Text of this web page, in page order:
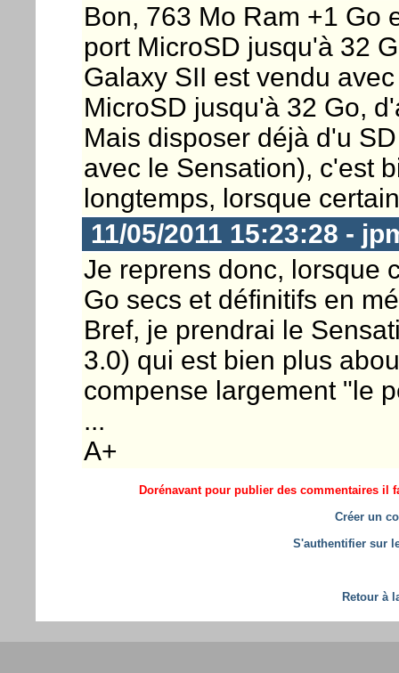
Bon, 763 Mo Ram +1 Go
port MicroSD jusqu'à 32
Galaxy SII est vendu
MicroSD jusqu'à 32 Go,
Mais disposer déjà d'u
avec le Sensation), c'est
longtemps, lorsque
11/05/2011 15:23:28 -
Je reprens donc, lorsque
Go secs et définitifs en
Bref, je prendrai le
3.0) qui est bien plus
compense largement "le
...
A+
Dorénavant pour publier des commentaires il
Créer un
S'authentifier sur
Retour à